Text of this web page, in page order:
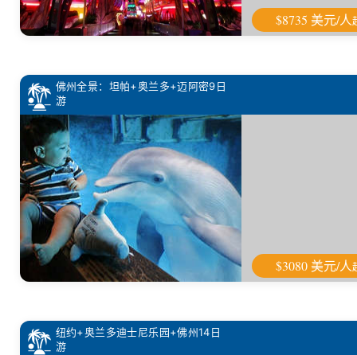
$8735 美元/人
佛州全景：坦帕+奥兰多+迈阿密9日
游
$3080 美元/人
纽约+奥兰多迪士尼乐园+佛州14日
游